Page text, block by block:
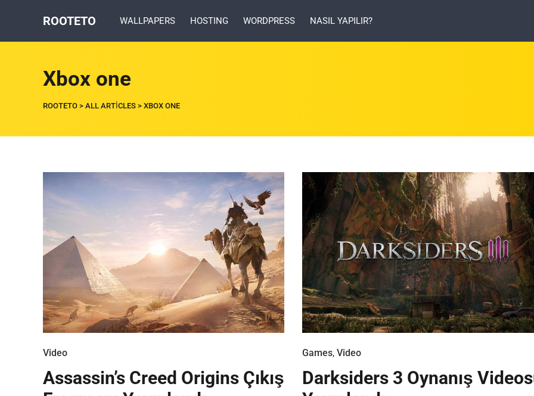
ROOTETO WALLPAPERS HOSTING WORDPRESS NASIL YAPILIR?
Xbox one
ROOTETO > ALL ARTICLES > XBOX ONE
Video
Assassin’s Creed Origins Çıkış
Games, Video
Darksiders 3 Oynanış